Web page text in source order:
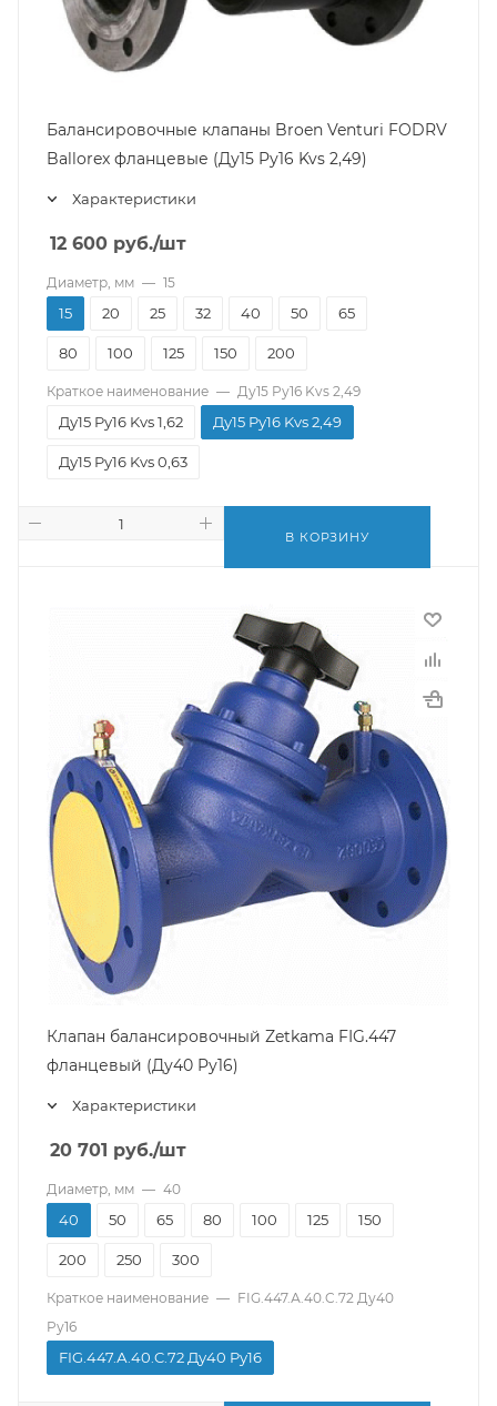
Балансировочные клапаны Broen Venturi FODRV
Ballorex фланцевые (Ду15 Pу16 Kvs 2,49)
Характеристики
12 600 руб./шт
Диаметр, мм — 15
15 20 25 32 40 50 65
80 100 125 150 200
Краткое наименование — Ду15 Pу16 Kvs 2,49
Ду15 Pу16 Kvs 1,62 Ду15 Pу16 Kvs 2,49
Ду15 Pу16 Kvs 0,63
В КОРЗИНУ
Клапан балансировочный Zetkama FIG.447
фланцевый (Ду40 Pу16)
Характеристики
20 701 руб./шт
Диаметр, мм — 40
40 50 65 80 100 125 150
200 250 300
Краткое наименование — FIG.447.А.40.C.72 Ду40
Pу16
FIG.447.А.40.C.72 Ду40 Pу16